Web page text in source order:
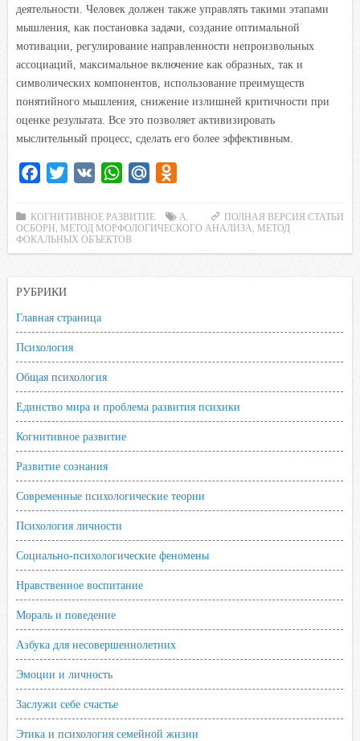
деятельности. Человек должен также управлять такими этапами
мышления, как постановка задачи, создание оптимальной
мотивации, регулирование направленности непроизвольных
ассоциаций, максимальное включение как образных, так и
символических компонентов, использование преимуществ
понятийного мышления, снижение излишней критичности при
оценке результата. Все это позволяет активизировать
мыслительный процесс, сделать его более эффективным.
c
e
b
o
k
i
t
t
W
a
t
s
i
l
.
n
o
k
n
k
i
ПОЛНАЯ ВЕРСИЯ СТАТЬИ
КОГНИТИВНОЕ РАЗВИТИЕ
А.
ОСБОРН
МЕТОД МОРФОЛОГИЧЕСКОГО АНАЛИЗА
МЕТОД
ФОКАЛЬНЫХ ОБЪЕКТОВ
РУБРИКИ
Главная страница
Психология
Общая психология
Единство мира и проблема развития психики
Когнитивное развитие
Развитие сознания
Современные психологические теории
Психология личности
Социально-психологические феномены
Нравственное воспитание
Мораль и поведение
Азбука для несовершеннолетних
Эмоции и личность
Заслужи себе счастье
Этика и психология семейной жизни